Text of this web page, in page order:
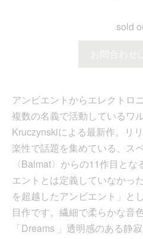
sold
お問合わせ
アンビエントからエレクトロ
複数の名義で活動しているワ
Kruczynskiによる最新作。リ
楽性で話題を集めている、ス
〈Balmat〉からの11作目と
エントとは定義していなかっ
を超越したアンビエント」と
目作です。繊細で柔らかな音
「Dreams 」透明感のある静